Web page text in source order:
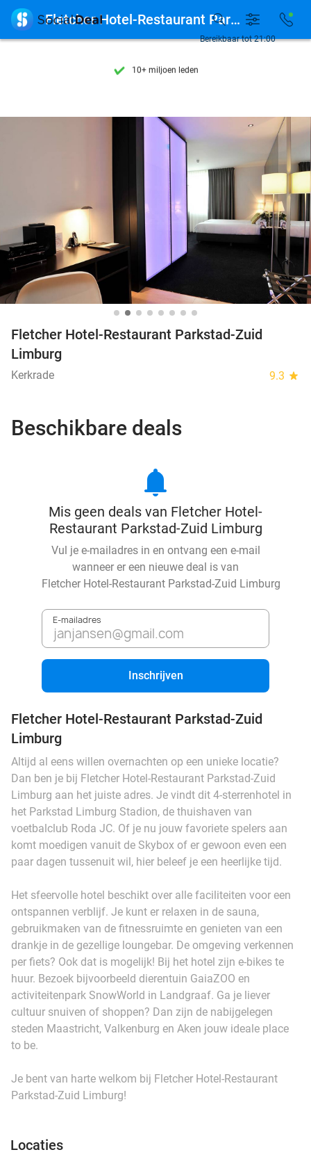
7 dagen per week beschikbaar
7 dagen per week beschikbaar
10+ miljoen leden
Bereikbaar tot 21:00
 Fletcher Hotel-Restaurant Parkstad-Zuid Limburg
Fletcher Hotel-Restaurant Parkstad-Zuid
Limburg
Kerkrade 9.3 star
Beschikbare deals
notifications
Mis geen deals van Fletcher Hotel-
Restaurant Parkstad-Zuid Limburg
Vul je e-mailadres in en ontvang een e-mail
wanneer er een nieuwe deal is van
Fletcher Hotel-Restaurant Parkstad-Zuid Limburg
E-mailadres
Inschrijven
Fletcher Hotel-Restaurant Parkstad-Zuid
Limburg
Altijd al eens willen overnachten op een unieke locatie?
Dan ben je bij Fletcher Hotel-Restaurant Parkstad-Zuid
Limburg aan het juiste adres. Je vindt dit 4-sterrenhotel in
het Parkstad Limburg Stadion, de thuishaven van
voetbalclub Roda JC. Of je nu jouw favoriete spelers aan
komt moedigen vanuit de Skybox of er gewoon even een
paar dagen tussenuit wil, hier beleef je een heerlijke tijd.
Het sfeervolle hotel beschikt over alle faciliteiten voor een
ontspannen verblijf. Je kunt er relaxen in de sauna,
gebruikmaken van de fitnessruimte en genieten van een
drankje in de gezellige loungebar. De omgeving verkennen
per fiets? Ook dat is mogelijk! Bij het hotel zijn e-bikes te
huur. Bezoek bijvoorbeeld dierentuin GaiaZOO en
activiteitenpark SnowWorld in Landgraaf. Ga je liever
cultuur snuiven of shoppen? Dan zijn de nabijgelegen
steden Maastricht, Valkenburg en Aken jouw ideale place
to be.
Je bent van harte welkom bij Fletcher Hotel-Restaurant
Parkstad-Zuid Limburg!
Locaties